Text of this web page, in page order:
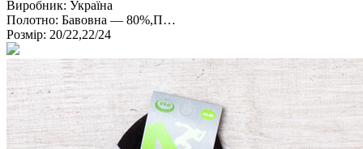
Виробник: Україна
Полотно: Бавовна — 80%,П…
Розмір: 20/22,22/24